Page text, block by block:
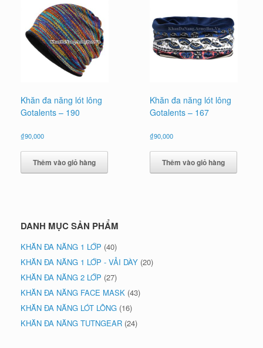
Khăn đa năng lót lông
Gotalents – 190
₫90,000
Thêm vào giỏ hàng
Khăn đa năng lót lông
Gotalents – 167
₫90,000
Thêm vào giỏ hàng
DANH MỤC SẢN PHẨM
KHĂN ĐA NĂNG 1 LỚP (40)
KHĂN ĐA NĂNG 1 LỚP - VẢI DÀY (20)
KHĂN ĐA NĂNG 2 LỚP (27)
KHĂN ĐA NĂNG FACE MASK (43)
KHĂN ĐA NĂNG LÓT LÔNG (16)
KHĂN ĐA NĂNG TUTNGEAR (24)